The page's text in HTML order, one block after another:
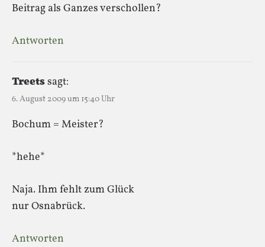
Beitrag als Ganzes verschollen?
Antworten
Treetssagt:
6. August 2009 um 15:40 Uhr
Bochum = Meister?
*hehe*
Naja. Ihm fehlt zum Glück
nur Osnabrück.
Antworten